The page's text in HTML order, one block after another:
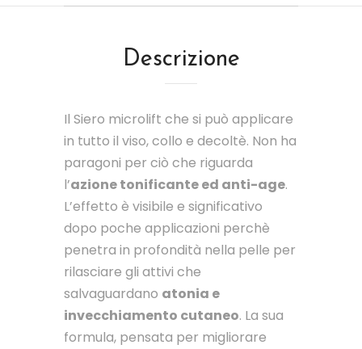
Descrizione
Il Siero microlift che si può applicare
in tutto il viso, collo e decoltè. Non ha
paragoni per ciò che riguarda
l’azione tonificante ed anti-age.
L’effetto è visibile e significativo
dopo poche applicazioni perchè
penetra in profondità nella pelle per
rilasciare gli attivi che
salvaguardano atonia e
invecchiamento cutaneo. La sua
formula, pensata per migliorare